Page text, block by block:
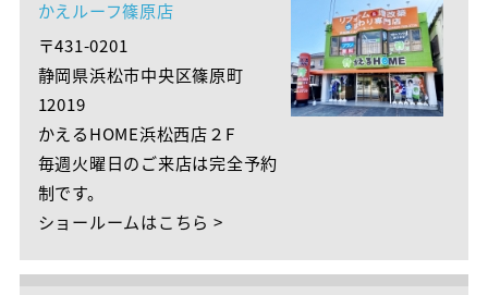
かえルーフ篠原店
〒431-0201
静岡県浜松市中央区篠原町
12019
かえるHOME浜松西店２F
毎週火曜日のご来店は完全予約
制です。
ショールームはこちら >